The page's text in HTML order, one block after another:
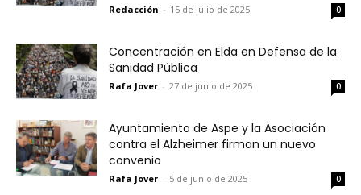
Redacción - 15 de julio de 2025 0
Concentración en Elda en Defensa de la
Sanidad Pública
Rafa Jover - 27 de junio de 2025 0
Ayuntamiento de Aspe y la Asociación
contra el Alzheimer firman un nuevo
convenio
Rafa Jover - 5 de junio de 2025 0